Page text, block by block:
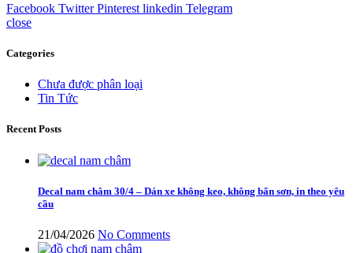
Facebook Twitter Pinterest linkedin Telegram
close
Categories
Chưa được phân loại
Tin Tức
Recent Posts
Decal nam châm 30/4 – Dán xe không keo, không bẩn sơn, in theo yêu
cầu
21/04/2026 No Comments